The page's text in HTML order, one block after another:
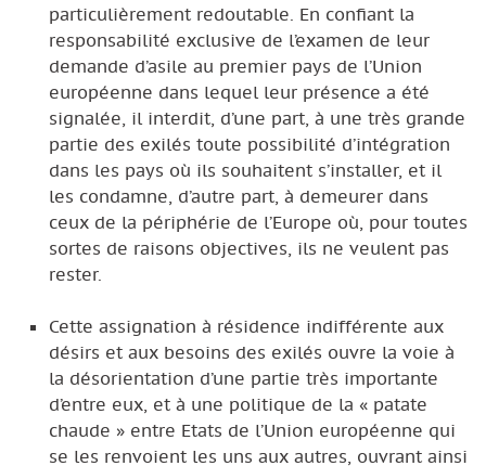
particulièrement redoutable. En confiant la
responsabilité exclusive de l’examen de leur
demande d’asile au premier pays de l’Union
européenne dans lequel leur présence a été
signalée, il interdit, d’une part, à une très grande
partie des exilés toute possibilité d’intégration
dans les pays où ils souhaitent s’installer, et il
les condamne, d’autre part, à demeurer dans
ceux de la périphérie de l’Europe où, pour toutes
sortes de raisons objectives, ils ne veulent pas
rester.
Cette assignation à résidence indifférente aux
désirs et aux besoins des exilés ouvre la voie à
la désorientation d’une partie très importante
d’entre eux, et à une politique de la « patate
chaude » entre Etats de l’Union européenne qui
se les renvoient les uns aux autres, ouvrant ainsi